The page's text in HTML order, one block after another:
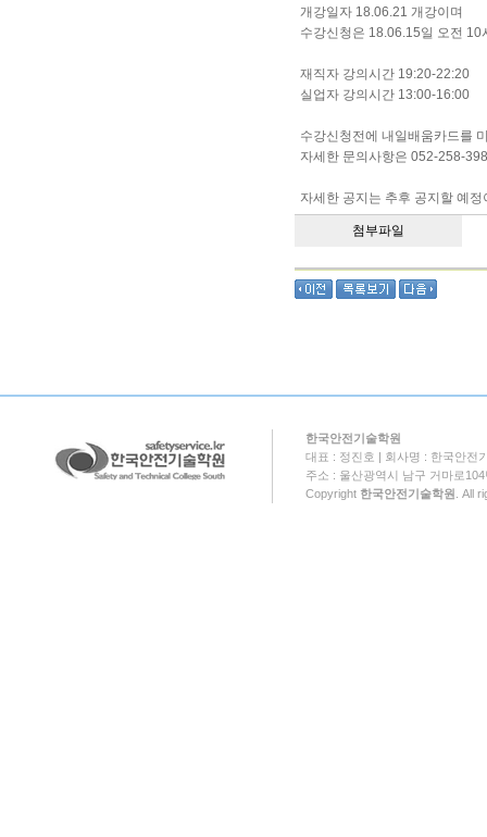
개강일자 18.06.21 개강이며
수강신청은 18.06.15일 오전
재직자 강의시간 19:20-22:20
실업자 강의시간 13:00-16:00
수강신청전에 내일배움카드를
자세한 문의사항은 052-258-
자세한 공지는 추후 공지할 예정
첨부파일
한국안전기술학원
대표 : 정진호 | 회사명 : 한국안전
주소 : 울산광역시 남구 거마로
Copyright 한국안전기술학원 . All